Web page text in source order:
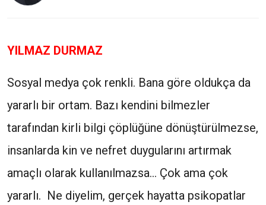
YILMAZ DURMAZ
Sosyal medya çok renkli. Bana göre oldukça da
yararlı bir ortam. Bazı kendini bilmezler
tarafından kirli bilgi çöplüğüne dönüştürülmezse,
insanlarda kin ve nefret duygularını artırmak
amaçlı olarak kullanılmazsa… Çok ama çok
yararlı. Ne diyelim, gerçek hayatta psikopatlar